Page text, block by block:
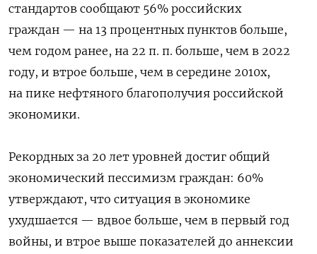
стандартов сообщают 56% российских
граждан — на 13 процентных пунктов больше,
чем годом ранее, на 22 п. п. больше, чем в 2022
году, и втрое больше, чем в середине 2010х,
на пике нефтяного благополучия российской
экономики.
Рекордных за 20 лет уровней достиг общий
экономический пессимизм граждан: 60%
утверждают, что ситуация в экономике
ухудшается — вдвое больше, чем в первый год
войны, и втрое выше показателей до аннексии